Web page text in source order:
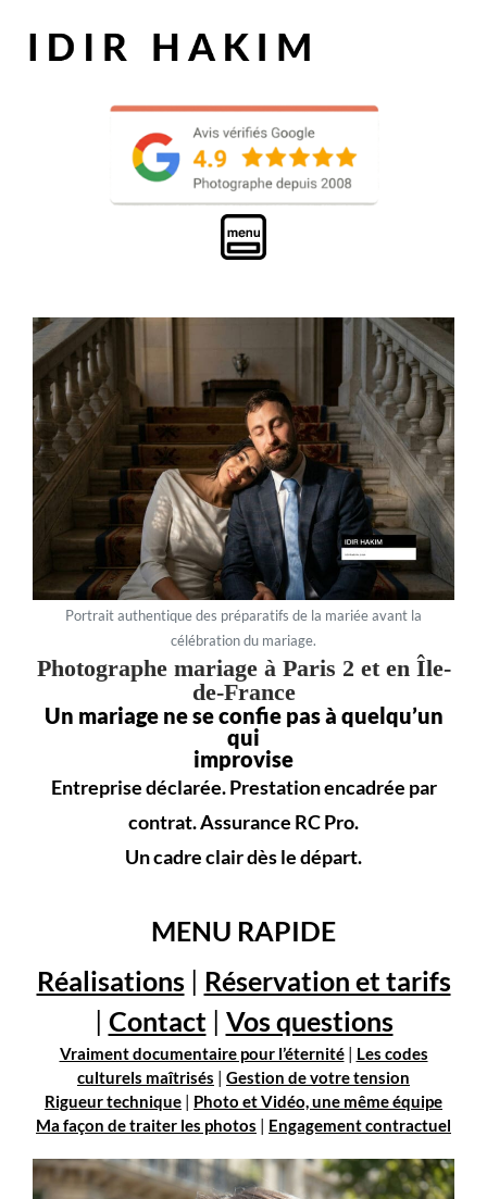
Portrait authentique des préparatifs de la mariée avant la
célébration du mariage.
Photographe mariage à Paris 2 et en Île-
de-France
Un mariage ne se confie pas à quelqu’un
qui
improvise
Entreprise déclarée. Prestation encadrée par
contrat. Assurance RC Pro.
Un cadre clair dès le départ.
MENU RAPIDE
Réalisations | Réservation et tarifs
| Contact | Vos questions
Vraiment documentaire pour l’éternité| Les codes
culturels maîtrisés | Gestion de votre tension
Rigueur technique | Photo et Vidéo, une même équipe
Ma façon de traiter les photos | Engagement contractuel